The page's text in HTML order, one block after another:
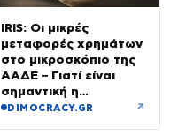
IRIS: Οι μικρές
μεταφορές χρημάτων
στο μικροσκόπιο της
ΑΑΔΕ – Γιατί είναι
σημαντική η
αιτιολογία
DIMOCRACY.GR ↗